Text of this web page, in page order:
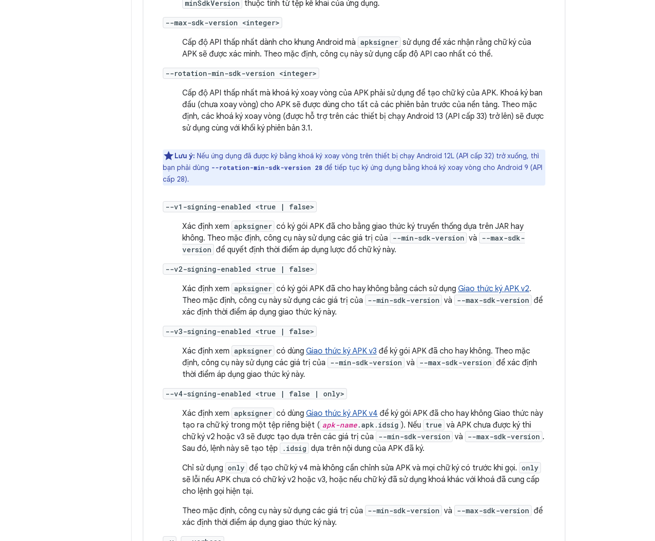
minSdkVersion thuộc tính từ tệp kê khai của ứng dụng.
--max-sdk-version <integer>
Cấp độ API thấp nhất dành cho khung Android mà apksigner sử dụng để xác nhận rằng chữ ký của
APK sẽ được xác mình. Theo mặc định, công cụ này sử dụng cấp độ API cao nhất có thể.
--rotation-min-sdk-version <integer>
Cấp độ API thấp nhất mà khoá ký xoay vòng của APK phải sử dụng để tạo chữ ký của APK. Khoá ký ban
đầu (chưa xoay vòng) cho APK sẽ được dùng cho tất cả các phiên bản trước của nền tảng. Theo mặc
định, các khoá ký xoay vòng (được hỗ trợ trên các thiết bị chạy Android 13 (API cấp 33) trở lên) sẽ được
sử dụng cùng với khối ký phiên bản 3.1.
Lưu ý: Nếu ứng dụng đã được ký bằng khoá ký xoay vòng trên thiết bị chạy Android 12L (API cấp 32) trở xuống, thì
bạn phải dùng --rotation-min-sdk-version 28 để tiếp tục ký ứng dụng bằng khoá ký xoay vòng cho Android 9 (API
cấp 28).
--v1-signing-enabled <true | false>
Xác định xem apksigner có ký gói APK đã cho bằng giao thức ký truyền thống dựa trên JAR hay
không. Theo mặc định, công cụ này sử dụng các giá trị của
--min-sdk-version và
--max-sdk-
version để quyết định thời điểm áp dụng lược đồ chữ ký này.
--v2-signing-enabled <true | false>
Xác định xem apksigner có ký gói APK đã cho hay không bằng cách sử dụng Giao thức ký APK v2.
Theo mặc định, công cụ này sử dụng các giá trị của
--min-sdk-version và --max-sdk-version để
xác định thời điểm áp dụng giao thức ký này.
--v3-signing-enabled <true | false>
Xác định xem apksigner có dùng Giao thức ký APK v3 để ký gói APK đã cho hay không. Theo mặc
định, công cụ này sử dụng các giá trị của
--min-sdk-version và --max-sdk-version để xác định
thời điểm áp dụng giao thức ký này.
--v4-signing-enabled <true | false | only>
Xác định xem apksigner có dùng Giao thức ký APK v4 để ký gói APK đã cho hay không Giao thức này
tạo ra chữ ký trong một tệp riêng biệt ( apk-name.apk.idsig ). Nếu true và APK chưa được ký thì
chữ ký v2 hoặc v3 sẽ được tạo dựa trên các giá trị của
--min-sdk-version và --max-sdk-version .
Sau đó, lệnh này sẽ tạo tệp
.idsig dựa trên nội dung của APK đã ký.
Chỉ sử dụng only để tạo chữ ký v4 mà không cần chỉnh sửa APK và mọi chữ ký có trước khi gọi. only
sẽ lỗi nếu APK chưa có chữ ký v2 hoặc v3, hoặc nếu chữ ký đã sử dụng khoá khác với khoá đã cung cấp
cho lệnh gọi hiện tại.
Theo mặc định, công cụ này sử dụng các giá trị của
--min-sdk-version và --max-sdk-version để
xác định thời điểm áp dụng giao thức ký này.